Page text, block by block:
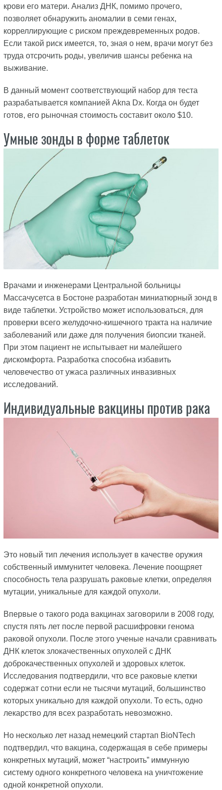
крови его матери. Анализ ДНК, помимо прочего,
позволяет обнаружить аномалии в семи генах,
корреллирующие с риском преждевременных родов.
Если такой риск имеется, то, зная о нем, врачи могут без
труда отсрочить роды, увеличив шансы ребенка на
выживание.
В данный момент соответствующий набор для теста
разрабатывается компанией Akna Dx. Когда он будет
готов, его рыночная стоимость составит около $10.
Умные зонды в форме таблеток
Врачами и инженерами Центральной больницы
Массачусетса в Бостоне разработан миниатюрный зонд в
виде таблетки. Устройство может использоваться, для
проверки всего желудочно-кишечного тракта на наличие
заболеваний или даже для получения биопсии тканей.
При этом пациент не испытывает ни малейшего
дискомфорта. Разработка способна избавить
человечество от ужаса различных инвазивных
исследований.
Индивидуальные вакцины против рака
Это новый тип лечения использует в качестве оружия
собственный иммунитет человека. Лечение поощряет
способность тела разрушать раковые клетки, определяя
мутации, уникальные для каждой опухоли.
Впервые о такого рода вакцинах заговорили в 2008 году,
спустя пять лет после первой расшифровки генома
раковой опухоли. После этого ученые начали сравнивать
ДНК клеток злокачественных опухолей с ДНК
доброкачественных опухолей и здоровых клеток.
Исследования подтвердили, что все раковые клетки
содержат сотни если не тысячи мутаций, большинство
которых уникально для каждой опухоли. То есть, одно
лекарство для всех разработать невозможно.
Но несколько лет назад немецкий стартап BioNTech
подтвердил, что вакцина, содержащая в себе примеры
конкретных мутаций, может “настроить” иммунную
систему одного конкретного человека на уничтожение
одной конкретной опухоли.